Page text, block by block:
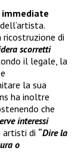
immediate
dell’artista.
ricostruzione di
scorretti
il legale, la
la sua
ha inoltre
che
interessi
artisti di “Dire la
o